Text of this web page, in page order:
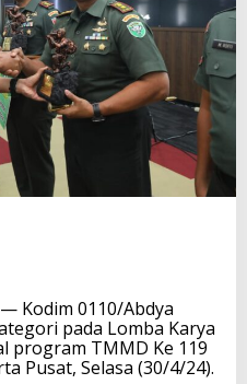
— Kodim 0110/Abdya
pada Lomba Karya
program TMMD Ke 119
Pusat, Selasa (30/4/24).